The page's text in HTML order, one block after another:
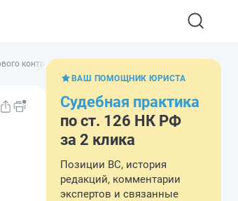
контроля
ВАШ ПОМОЩНИК ЮРИСТА
Судебная практика
по ст. 126 НК РФ
за 2 клика
Позиции ВС, история
редакций, комментарии
экспертов и связанные